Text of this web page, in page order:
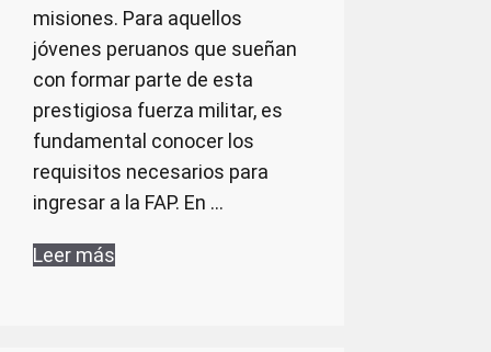
misiones. Para aquellos
jóvenes peruanos que sueñan
con formar parte de esta
prestigiosa fuerza militar, es
fundamental conocer los
requisitos necesarios para
ingresar a la FAP. En …
Leer más